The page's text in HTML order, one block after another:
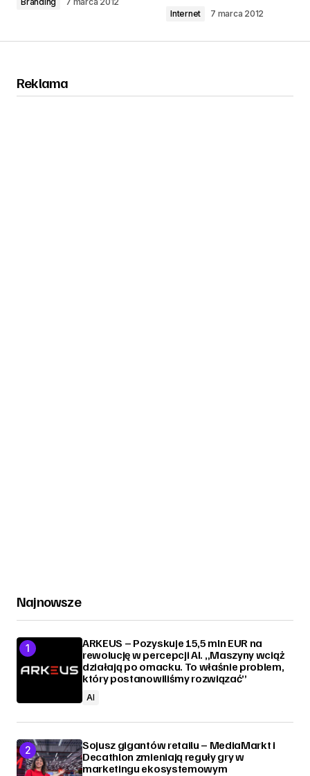
Internet
7 marca 2012
Reklama
Najnowsze
ARKEUS – Pozyskuje 15,5 mln EUR na
rewolucję w percepcji AI. „Maszyny wciąż
działają po omacku. To właśnie problem,
który postanowiliśmy rozwiązać”
AI
Sojusz gigantów retailu – MediaMarkt i
Decathlon zmieniają reguły gry w
marketingu ekosystemowym